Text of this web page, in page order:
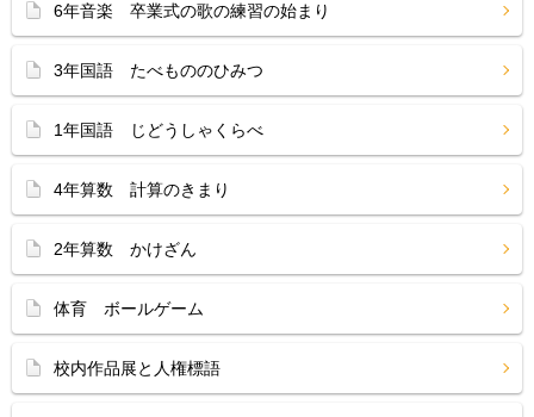
6年音楽 卒業式の歌の練習の始まり
3年国語 たべもののひみつ
1年国語 じどうしゃくらべ
4年算数 計算のきまり
2年算数 かけざん
体育 ボールゲーム
校内作品展と人権標語